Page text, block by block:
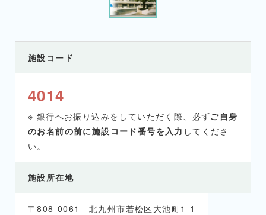
施設コード
4014
※ 銀行へお振り込みをしていただく際、必ずご自身
のお名前の前に施設コード番号を入力 してくださ
い。
施設所在地
〒808-0061 北九州市若松区大池町1-1